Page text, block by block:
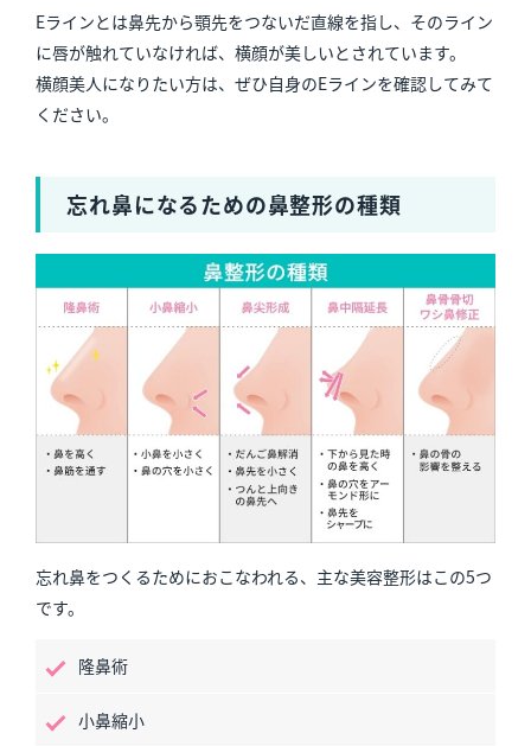
Eラインとは鼻先から顎先をつないだ直線を指し、そのライン
に唇が触れていなければ、横顔が美しいとされています。
横顔美人になりたい方は、ぜひ自身のEラインを確認してみて
ください。
忘れ鼻になるための鼻整形の種類
忘れ鼻をつくるためにおこなわれる、主な美容整形はこの5つ
です。
隆鼻術
小鼻縮小